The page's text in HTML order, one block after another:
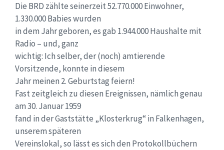
Die BRD zählte seinerzeit 52.770.000 Einwohner,
1.330.000 Babies wurden
in dem Jahr geboren, es gab 1.944.000 Haushalte mit
Radio – und, ganz
wichtig: Ich selber, der (noch) amtierende
Vorsitzende, konnte in diesem
Jahr meinen 2. Geburtstag feiern!
Fast zeitgleich zu diesen Ereignissen, nämlich genau
am 30. Januar 1959
fand in der Gaststätte „Klosterkrug“ in Falkenhagen,
unserem späteren
Vereinslokal, so lässt es sich den Protokollbüchern